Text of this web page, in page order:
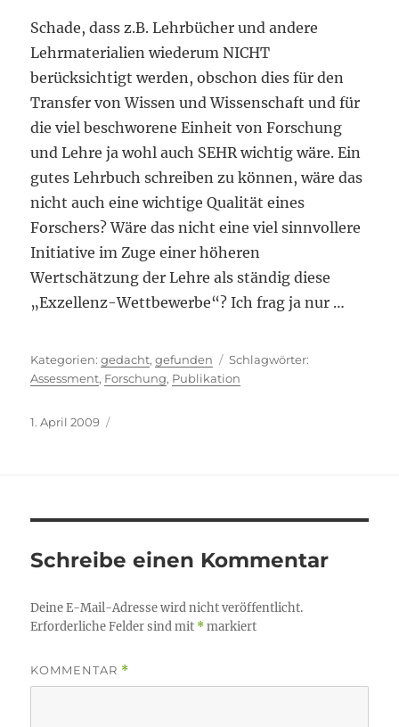
Schade, dass z.B. Lehrbücher und andere
Lehrmaterialien wiederum NICHT
berücksichtigt werden, obschon dies für den
Transfer von Wissen und Wissenschaft und für
die viel beschworene Einheit von Forschung
und Lehre ja wohl auch SEHR wichtig wäre. Ein
gutes Lehrbuch schreiben zu können, wäre das
nicht auch eine wichtige Qualität eines
Forschers? Wäre das nicht eine viel sinnvollere
Initiative im Zuge einer höheren
Wertschätzung der Lehre als ständig diese
„Exzellenz-Wettbewerbe“? Ich frag ja nur …
Kategorien
gedacht,gefunden
Assessment, Forschung, Publikation
Veröffentlicht
1. April 2009
Schreibe einen Kommentar
Deine E-Mail-Adresse wird nicht veröffentlicht.
Erforderliche Felder sind mit *markiert
KOMMENTAR *